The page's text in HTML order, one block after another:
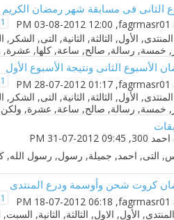
الثانى فى مسابقة شهر رمضان الكريم
fagrmasr01
‏, 03-08-2012 12:00 PM
1
الأسبوع الثانى ونتيجة الأسبوع الأول
fagrmasr01
‏, 28-07-2012 01:17 PM
1
احمد 300 ‏, 31-07-2012 09:45 PM
كروت شحن وأوسمة ودرع المنتدى
fagrmasr01
‏, 18-07-2012 06:18 PM
1